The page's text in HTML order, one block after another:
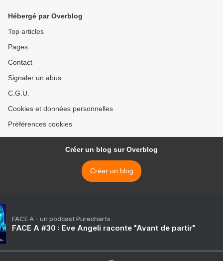
Hébergé par Overblog
Top articles
Pages
Contact
Signaler un abus
C.G.U.
Cookies et données personnelles
Préférences cookies
Créer un blog sur Overblog
Créer un blog
FACE A - un podcast Purecharts
FACE A #30 : Eve Angeli raconte "Avant de partir"